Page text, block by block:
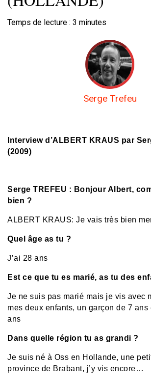
Temps de lecture : 3 minutes
Serge Trefeu
Interview d’ALBERT KRAUS par
(2009)
Serge TREFEU : Bonjour Albert,
bien ?
ALBERT KRAUS: Je vais très bien
Quel âge as tu ?
J’ai 28 ans
Est ce que tu es marié, as tu des
Je ne suis pas marié mais je vis avec
mes deux enfants, un garçon de 7
ans
Dans quelle région tu as grandi ?
Je suis né à Oss en Hollande, une
province de Brabant, j’y vis encore…